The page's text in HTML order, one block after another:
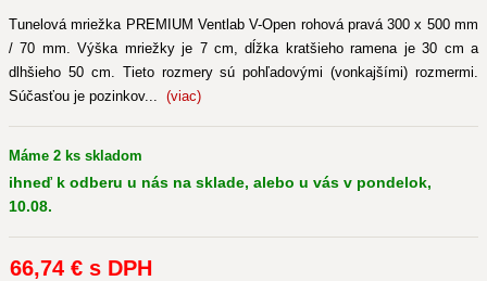
Tunelová mriežka PREMIUM Ventlab V-Open rohová pravá 300 x 500 mm
/ 70 mm. Výška mriežky je 7 cm, dĺžka kratšieho ramena je 30 cm a
dlhšieho 50 cm. Tieto rozmery sú pohľadovými (vonkajšími) rozmermi.
Súčasťou je pozinkov... (viac)
Máme 2 ks skladom
ihneď k odberu u nás na sklade, alebo u vás v pondelok,
10.08.
66,74 € s DPH